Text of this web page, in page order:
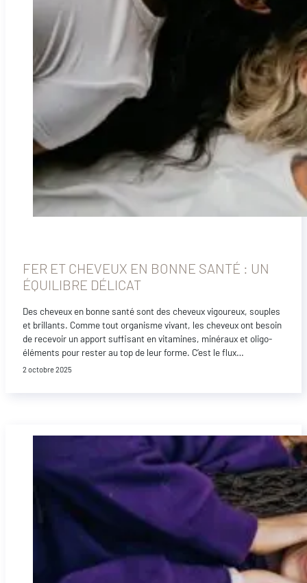
FER ET CHEVEUX EN BONNE SANTÉ : UN
ÉQUILIBRE DÉLICAT
Des cheveux en bonne santé sont des cheveux vigoureux, souples
et brillants. Comme tout organisme vivant, les cheveux ont besoin
de recevoir un apport suffisant en vitamines, minéraux et oligo-
éléments pour rester au top de leur forme. C’est le flux…
2 octobre 2025